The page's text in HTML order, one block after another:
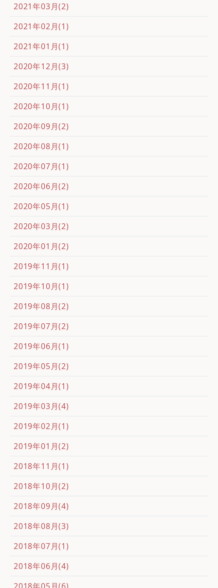
2021年03月(2)
2021年02月(1)
2021年01月(1)
2020年12月(3)
2020年11月(1)
2020年10月(1)
2020年09月(2)
2020年08月(1)
2020年07月(1)
2020年06月(2)
2020年05月(1)
2020年03月(2)
2020年01月(2)
2019年11月(1)
2019年10月(1)
2019年08月(2)
2019年07月(2)
2019年06月(1)
2019年05月(2)
2019年04月(1)
2019年03月(4)
2019年02月(1)
2019年01月(2)
2018年11月(1)
2018年10月(2)
2018年09月(4)
2018年08月(3)
2018年07月(1)
2018年06月(4)